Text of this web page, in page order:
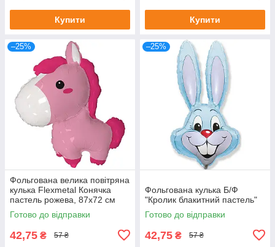
Купити Купити
–25%
Фольгована велика повітряна
кулька Flexmetal Конячка
пастель рожева, 87х72 см
Готово до відправки
42,75 ₴ 57 ₴
–25%
Фольгована кулька Б/Ф
"Кролик блакитний пастель"
Готово до відправки
42,75 ₴ 57 ₴